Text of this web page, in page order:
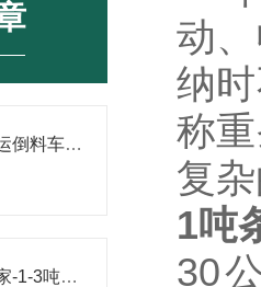
带称重半自动油桶搬运倒料车介绍
叉车废纸夹电子秤厂家-1-3吨合力叉车可安装
动
纳
称
复
1吨
30